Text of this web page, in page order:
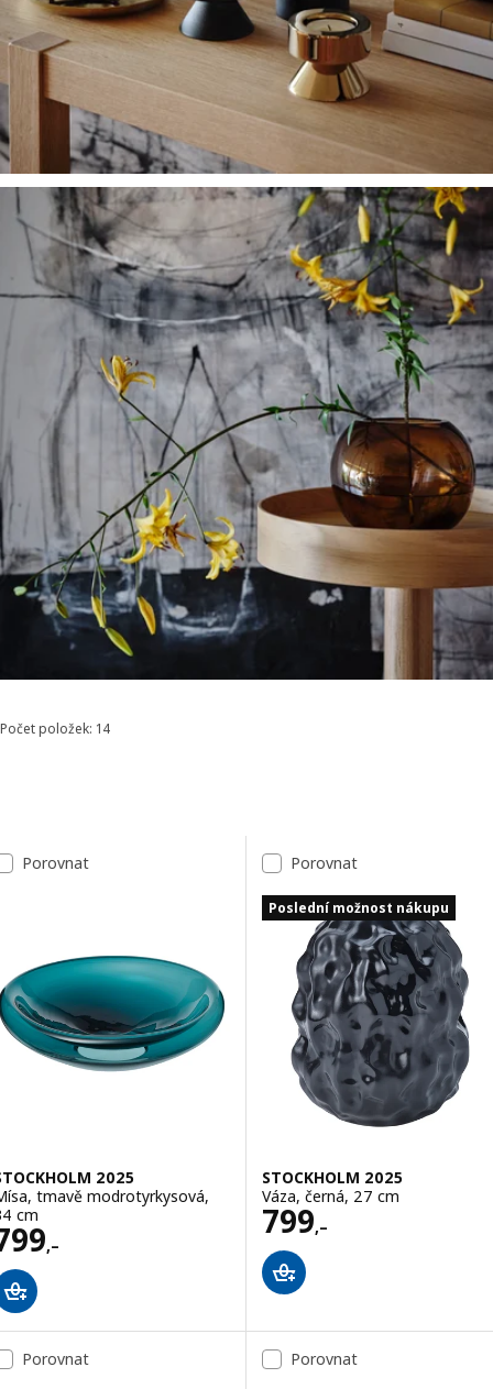
Seřadit a filtrovat
Počet položek: 14
Seznam výsledků
Porovnat
2025
tmavě modrotyrkysová,
cm
,– 799,–
Porovnat
Poslední možnost nákupu
STOCKHOLM 2025
Váza, černá, 27 cm
799,–
Cena 799,–
Porovnat Porovnat